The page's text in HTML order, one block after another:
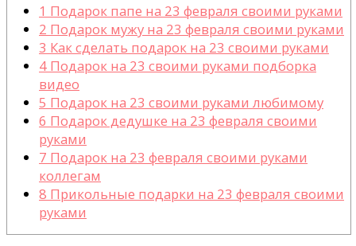
1 Подарок папе на 23 февраля своими руками
2 Подарок мужу на 23 февраля своими руками
3 Как сделать подарок на 23 своими руками
4 Подарок на 23 своими руками подборка
видео
5 Подарок на 23 своими руками любимому
6 Подарок дедушке на 23 февраля своими
руками
7 Подарок на 23 февраля своими руками
коллегам
8 Прикольные подарки на 23 февраля своими
руками